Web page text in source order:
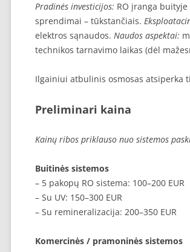
Pradinės investicijos: RO įranga
sprendimai – tūkstančiais.
elektros sąnaudos. Naudos aspektai:
technikos tarnavimo laikas (dėl
Ilgainiui atbulinis osmosas atsiperka
Preliminari kaina
Kainų ribos priklauso nuo sistemos
Buitinės sistemos
– 5 pakopų RO sistema: 100–200 EUR
– Su UV: 150–300 EUR
– Su remineralizacija: 200–350 EUR
Komercinės / pramoninės sistemos